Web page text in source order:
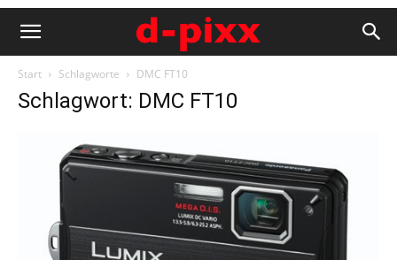
Start Schlagworte DMC FT10
Schlagwort: DMC FT10